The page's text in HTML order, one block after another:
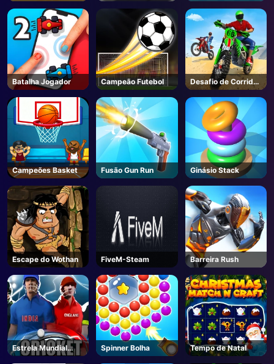
Batalha Jogador Campeão Futebol
Desafio de Corridas
Moto 3d
Campeões Basket Fusão Gun Run Ginásio Stack
Escape do Wothan FiveM-Steam Barreira Rush
Estrela Mundial
Cricket
Spinner Bolha Tempo de Natal